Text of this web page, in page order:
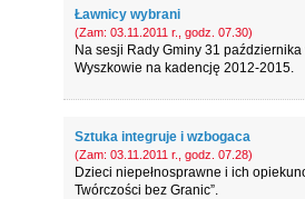
Ławnicy wybrani
(Zam: 03.11.2011 r., godz. 07.30)
Na sesji Rady Gminy 31
Wyszkowie na kadencję 2012-2015.
Sztuka integruje i wzbogaca
(Zam: 03.11.2011 r., godz. 07.28)
Dzieci niepełnosprawne i ich
Twórczości bez Granic”.